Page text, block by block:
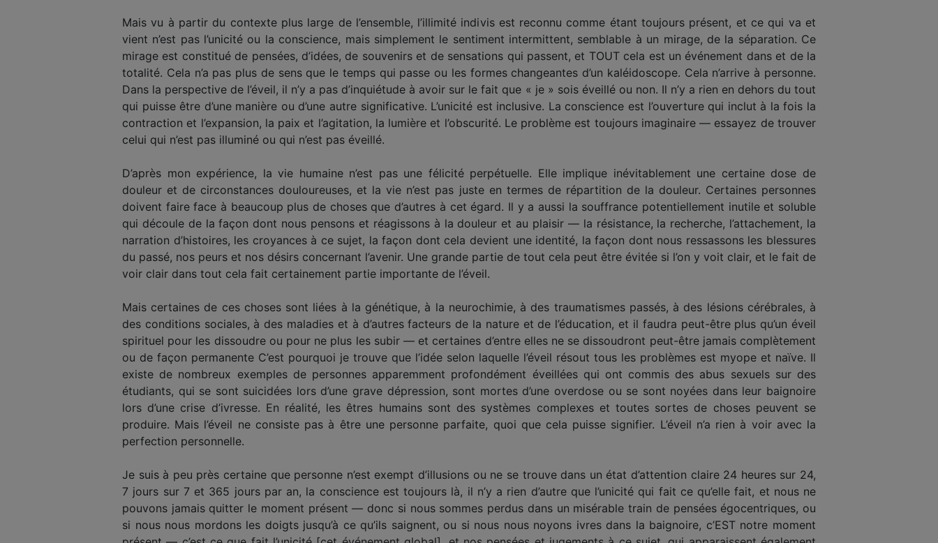
Mais vu à partir du contexte plus large de l’ensemble, l’illimité indivis est reconnu comme étant toujours présent, et ce qui va et
vient n’est pas l’unicité ou la conscience, mais simplement le sentiment intermittent, semblable à un mirage, de la séparation. Ce
mirage est constitué de pensées, d’idées, de souvenirs et de sensations qui passent, et TOUT cela est un événement dans et de la
totalité. Cela n’a pas plus de sens que le temps qui passe ou les formes changeantes d’un kaléidoscope. Cela n’arrive à personne.
Dans la perspective de l’éveil, il n’y a pas d’inquiétude à avoir sur le fait que « je » sois éveillé ou non. Il n’y a rien en dehors du tout
qui puisse être d’une manière ou d’une autre significative. L’unicité est inclusive. La conscience est l’ouverture qui inclut à la fois la
contraction et l’expansion, la paix et l’agitation, la lumière et l’obscurité. Le problème est toujours imaginaire — essayez de trouver
celui qui n’est pas illuminé ou qui n’est pas éveillé.
D’après mon expérience, la vie humaine n’est pas une félicité perpétuelle. Elle implique inévitablement une certaine dose de
douleur et de circonstances douloureuses, et la vie n’est pas juste en termes de répartition de la douleur. Certaines personnes
doivent faire face à beaucoup plus de choses que d’autres à cet égard. Il y a aussi la souffrance potentiellement inutile et soluble
qui découle de la façon dont nous pensons et réagissons à la douleur et au plaisir — la résistance, la recherche, l’attachement, la
narration d’histoires, les croyances à ce sujet, la façon dont cela devient une identité, la façon dont nous ressassons les blessures
du passé, nos peurs et nos désirs concernant l’avenir. Une grande partie de tout cela peut être évitée si l’on y voit clair, et le fait de
voir clair dans tout cela fait certainement partie importante de l’éveil.
Mais certaines de ces choses sont liées à la génétique, à la neurochimie, à des traumatismes passés, à des lésions cérébrales, à
des conditions sociales, à des maladies et à d’autres facteurs de la nature et de l’éducation, et il faudra peut-être plus qu’un éveil
spirituel pour les dissoudre ou pour ne plus les subir — et certaines d’entre elles ne se dissoudront peut-être jamais complètement
ou de façon permanente C’est pourquoi je trouve que l’idée selon laquelle l’éveil résout tous les problèmes est myope et naïve. Il
existe de nombreux exemples de personnes apparemment profondément éveillées qui ont commis des abus sexuels sur des
étudiants, qui se sont suicidées lors d’une grave dépression, sont mortes d’une overdose ou se sont noyées dans leur baignoire
lors d’une crise d’ivresse. En réalité, les êtres humains sont des systèmes complexes et toutes sortes de choses peuvent se
produire. Mais l’éveil ne consiste pas à être une personne parfaite, quoi que cela puisse signifier. L’éveil n’a rien à voir avec la
perfection personnelle.
Je suis à peu près certaine que personne n’est exempt d’illusions ou ne se trouve dans un état d’attention claire 24 heures sur 24,
7 jours sur 7 et 365 jours par an, la conscience est toujours là, il n’y a rien d’autre que l’unicité qui fait ce qu’elle fait, et nous ne
pouvons jamais quitter le moment présent — donc si nous sommes perdus dans un misérable train de pensées égocentriques, ou
si nous nous mordons les doigts jusqu’à ce qu’ils saignent, ou si nous nous noyons ivres dans la baignoire, c’EST notre moment